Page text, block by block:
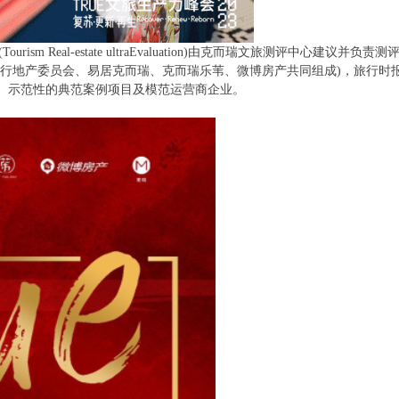
Real-estate ultraEvaluation)由克而瑞文旅测评中心建议并负责测
地产委员会、易居克而瑞、克而瑞乐苇、微博房产共同组成)，旅行时
范性的典范案例项目及模范运营商企业。